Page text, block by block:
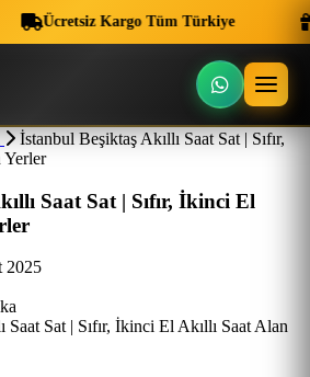
Ücretsiz Kargo Tüm Türkiye
İstanbul Beşiktaş Akıllı Saat Sat | Sıfır,
Yerler
Saat Sat | Sıfır, İkinci El
2025